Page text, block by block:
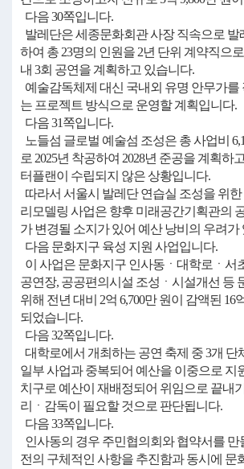
다음 30쪽입니다.
발레단은 세종문화회관 사장 직속으로 발
하여 총 23명의 인원을 2년 단위 계약직으
내 3회 공연을 계획하고 있습니다.
예술감독체제 대신 국내외 유명 안무가를
는 프로젝트 방식으로 운영할 계획입니다.
다음 31쪽입니다.
노들섬 글로벌 예술섬 조성은 총 사업비
로 2025년 착공하여 2028년 준공을 계획하
터플랜이 수립되지 않은 상황입니다.
따라서 서울시 발레단 연습실 조성을 위
리모델링 사업은 향후 미래공간기획관의
가 변경될 소지가 있어 예산 낭비의 우려가
다음 문화지구 육성 지원 사업입니다.
이 사업은 문화지구 인사동ㆍ대학로ㆍ서
공연장, 공공편의시설 조성ㆍ시설개선 등
위해 전년 대비 2억 6,700만 원이 감액된 16
되었습니다.
다음 32쪽입니다.
대학로에서 개최하는 공연 축제 중 3개 단
일부 사업과 중복되어 예산을 이중으로 지
치구로 예산이 재배정되어 위임으로 끝내
리ㆍ감독이 필요할 것으로 판단됩니다.
다음 33쪽입니다.
인사동의 경우 주민협의회와 협약서를 만
전의 구체적인 사항을 추진함과 동시에 문